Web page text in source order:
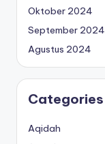
Oktober 2024
September 2024
Agustus 2024
Categories
Aqidah